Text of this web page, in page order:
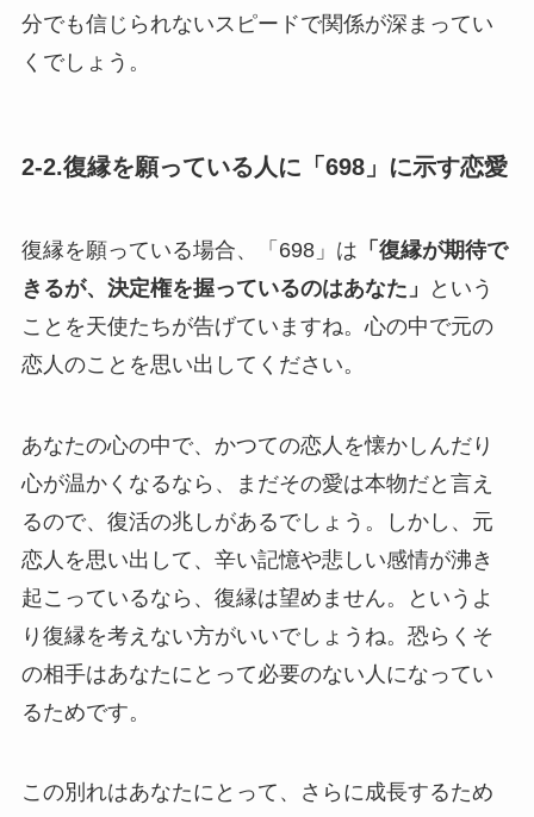
分でも信じられないスピードで関係が深まってい
くでしょう。
2-2.復縁を願っている人に「698」に示す恋愛
復縁を願っている場合、「698」は 「復縁が期待で
きるが、決定権を握っているのはあなた」
という
ことを天使たちが告げていますね。心の中で元の
恋人のことを思い出してください。
あなたの心の中で、かつての恋人を懐かしんだり
心が温かくなるなら、まだその愛は本物だと言え
るので、復活の兆しがあるでしょう。しかし、元
恋人を思い出して、辛い記憶や悲しい感情が沸き
起こっているなら、復縁は望めません。というよ
り復縁を考えない方がいいでしょうね。恐らくそ
の相手はあなたにとって必要のない人になってい
るためです。
この別れはあなたにとって、さらに成長するため